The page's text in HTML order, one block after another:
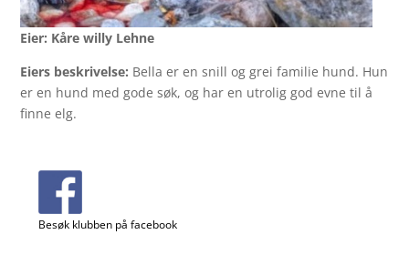
Eier: Kåre willy Lehne
Eiers beskrivelse: Bella er en snill og grei familie hund. Hun
er en hund med gode søk, og har en utrolig god evne til å
finne elg.
Besøk klubben på facebook